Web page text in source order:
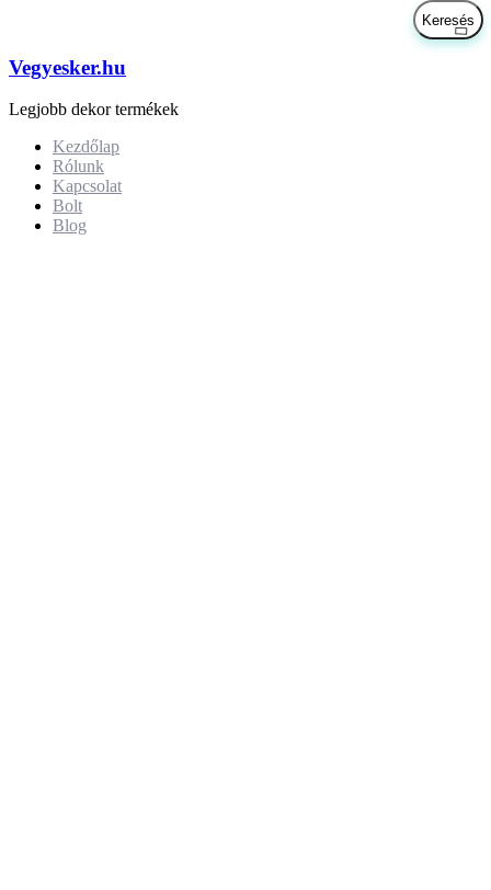
Vegyesker.hu
Legjobb dekor termékek
Kezdőlap
Rólunk
Kapcsolat
Bolt
Blog